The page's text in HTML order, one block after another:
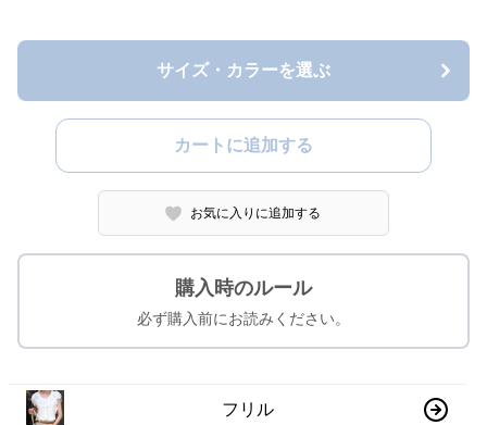
サイズ・カラーを選ぶ
カートに追加する
お気に入りに追加する
購入時のルール
必ず購入前にお読みください。
フリル